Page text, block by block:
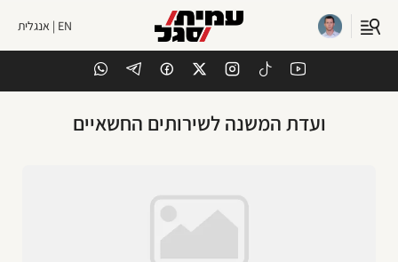
EN | אנגלית
ועדת המשנה לשירותים החשאיים